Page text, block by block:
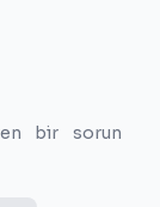
bir sorun